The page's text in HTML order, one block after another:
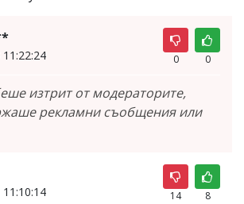
0 0
изтрит от модераторите,
рекламни съобщения или
14 8